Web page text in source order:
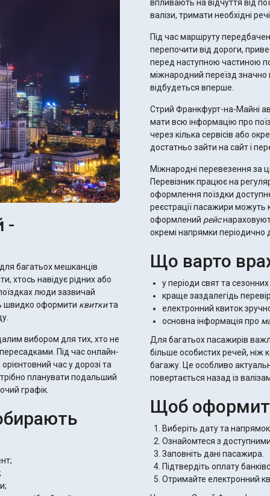
-
багатьох мешканців
хтось навідує рідних або
люди зазвичай
швидко оформити квиткита
вибором для тих, хто не
Під час онлайн-
час у дорозі та
планувати подальший
графік.
впливають на відчуття від
валізи, тримати необхідні
Під час маршруту
перепочити від дороги,
перед наступною частиною
міжнародний переїзд
відбудеться вперше.
Стрий Франкфурт-на-Майні
мати всю інформацію про
через кілька сервісів або
достатньо зайти на сайт і
Міжнародні перевезення за
Перевізник працює на
оформлення поїздки
реєстрації пасажири
оформлений рейс
окремі напрямки періодично
Що варто
у періоди свят та
краще заздалегідь
електронний квиток
основна інформація про
Для багатьох пасажирів
більше особистих речей, ніж
багажу. Це особливо
повертається назад із
Щоб
Виберіть дату та
Ознайомтеся з
Заповніть дані пасажира.
Підтвердіть оплату
Отримайте електронний